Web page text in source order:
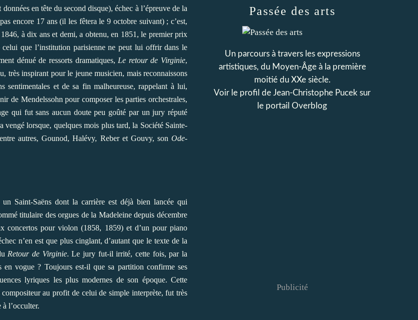
en tête du second disque), échec à l’épreuve de la
encore 17 ans (il les fêtera le 9 octobre suivant) ; c’est,
à dix ans et demi, a obtenu, en 1851, le premier prix
que l’institution parisienne ne peut lui offrir dans le
dénué de ressorts dramatiques, Le retour de Virginie,
très inspirant pour le jeune musicien, mais reconnaissons
sentimentales et de sa fin malheureuse, rappelant à lui,
de Mendelssohn pour composer les parties orchestrales,
qui fut sans aucun doute peu goûté par un jury réputé
vengé lorsque, quelques mois plus tard, la Société Sainte-
autres, Gounod, Halévy, Reber et Gouvy, son Ode-
Saint-Saëns dont la carrière est déjà bien lancée qui
titulaire des orgues de la Madeleine depuis décembre
concertos pour violon (1858, 1859) et d’un pour piano
n’en est que plus cinglant, d’autant que le texte de la
Retour de Virginie. Le jury fut-il irrité, cette fois, par la
en vogue ? Toujours est-il que sa partition confirme ses
lyriques les plus modernes de son époque. Cette
au profit de celui de simple interprète, fut très
l’occulter.
Passée des arts
Un parcours à travers les expressions
artistiques, du Moyen-Âge à la première
moitié du XXe siècle.
Voir le profil de Jean-Christophe Pucek sur
le portail Overblog
Publicité